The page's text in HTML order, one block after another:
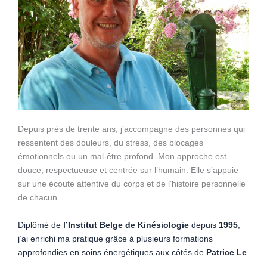
Depuis près de trente ans, j’accompagne des personnes qui
ressentent des douleurs, du stress, des blocages
émotionnels ou un mal-être profond. Mon approche est
douce, respectueuse et centrée sur l’humain. Elle s’appuie
sur une écoute attentive du corps et de l’histoire personnelle
de chacun.
Diplômé de l’Institut Belge de Kinésiologie depuis 1995
j’ai enrichi ma pratique grâce à plusieurs formations
approfondies en soins énergétiques aux côtés de Patrice Le